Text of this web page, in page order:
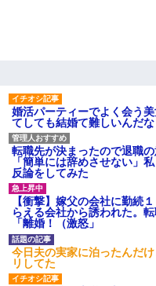
婚活パーティーでよく会う
てしても結婚て難しいんだ
転職先が決まったので退職
「簡単には辞めさせない」
反論をしてみた
【衝撃】嫁父の会社に勤続
らえる会社から誘われた。
「離婚！（激怒」
今日夫の実家に泊ったんだ
リしてた